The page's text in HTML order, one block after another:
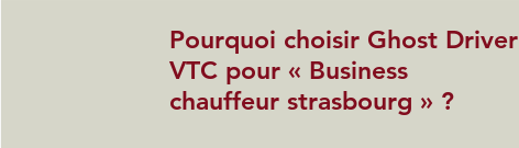
Pourquoi choisir Ghost Driver
VTC pour « Business
chauffeur strasbourg » ?